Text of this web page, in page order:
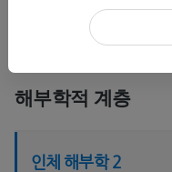
해부학적 계층
인체 해부학 2